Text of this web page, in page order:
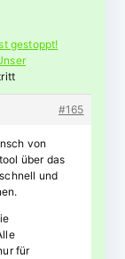
gestoppt!
#165
von
über das
und
für